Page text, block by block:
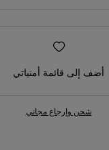
أضف إلى قائمة أمنياتي
شحن وإرجاع مجاني